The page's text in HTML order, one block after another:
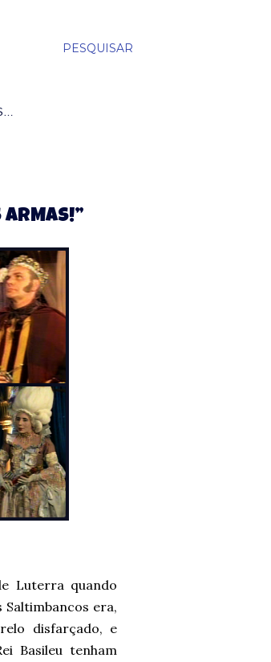
PESQUISAR
ARMAS!”
Luterra quando
era,
disfarçado, e
Basileu tenham